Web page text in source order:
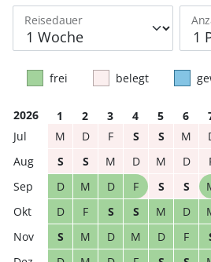
Reisedauer
frei belegt
2026 1 2 3 4 5 6
M
D F S S M
S
S M D M D
D
M D F S S
D
F S S M D
S
M D M D F